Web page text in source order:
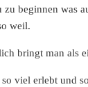
zu beginnen was
weil.
bringt man als
viel erlebt und